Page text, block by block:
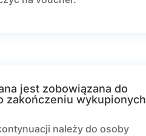
jest zobowiązana do
zakończeniu wykupionych
należy do osoby